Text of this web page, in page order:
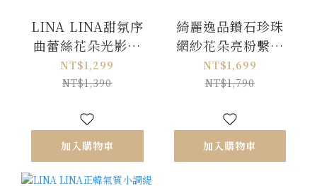
LINA LINA甜氛序
曲蕾絲花朵光影碎
花洋裝-清新藍
NT$1,299
NT$1,390
加入購物車
綺麗逸品鑽石珍珠
網紗花朵亮粉繫帶
尖頭跟鞋-高貴白36-
40
NT$1,699
NT$1,790
加入購物車